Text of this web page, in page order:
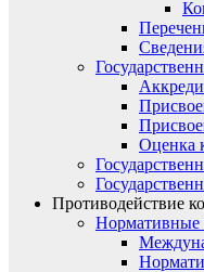
Оценка
Противодействие
Нормативные